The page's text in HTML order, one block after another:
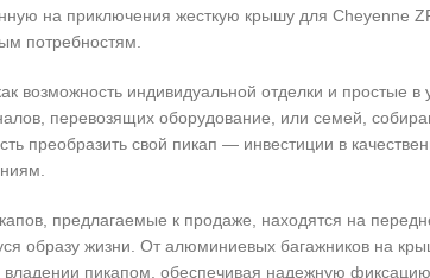
на приключения жесткую крышу для Cheyenne
потребностям.
возможность индивидуальной отделки и простые в
перевозящих оборудование, или семей,
преобразить свой пикап — инвестиции в
предлагаемые к продаже, находятся на
образу жизни. От алюминиевых багажников на
пикапом, обеспечивая надежную фиксацию